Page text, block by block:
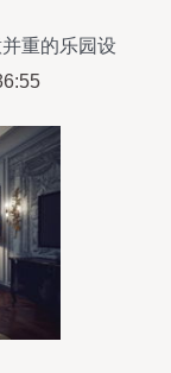
重的乐园设